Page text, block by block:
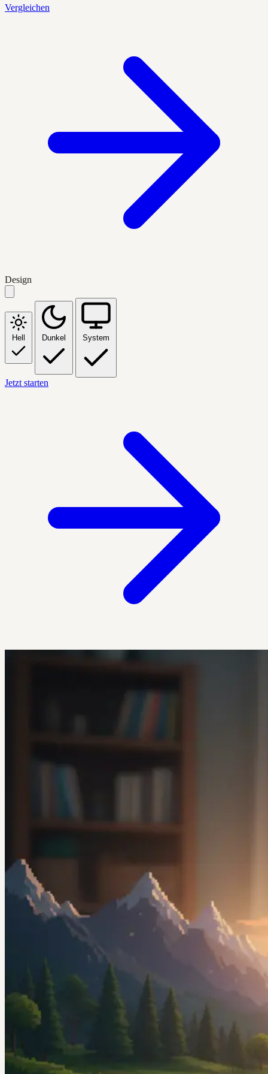
Vergleichen
Design
Hell Dunkel System
Jetzt starten